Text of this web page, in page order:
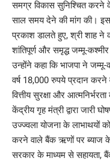
समग्र विकास सुनिश्चित करने
साल समय देने की मांग की। इस
प्रकाश डालते हुए, श्री शाह ने
शांतिपूर्ण और समृद्ध जम्मू-
उन्होंने कहा कि भाजपा ने
वर्ष 18,000 रुपये प्रदान करने
वित्तीय सुरक्षा और
केंद्रीय गृह मंत्री द्वारा जारी
उज्ज्वला योजना के लाभाथयों
करने वाले बैंक ऋणों पर ब्याज के
सरकार के माध्यम से सहायता,